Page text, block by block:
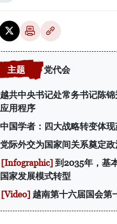
党代会
越共中央书记处常务书记陈
应用程序
中国学者：四大战略转变体
党际外交为国家间关系奠定
到2035年，基
国家发展模式转型
越南第十六届国会第